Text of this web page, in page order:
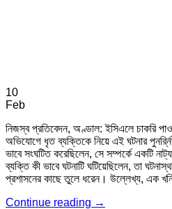
10
Feb
নিজস্ব প্রতিবেদন, অণ্ডাল: ইসিএলে চাকরি
অভিযোগে ধৃত ব্যক্তিকে নিয়ে এই ঘটনার
ভাবে সংঘটিত করেছিলেন, সে সম্পর্কে একটি
ব্যক্তি কী ভাবে ঘটনাটি ঘটিয়েছিলেন, তা
প্রশাসনের কাছে তুলে ধরেন। উল্লেখ্য, এক
Continue reading →